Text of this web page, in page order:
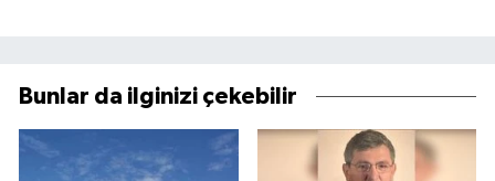
Bunlar da ilginizi çekebilir